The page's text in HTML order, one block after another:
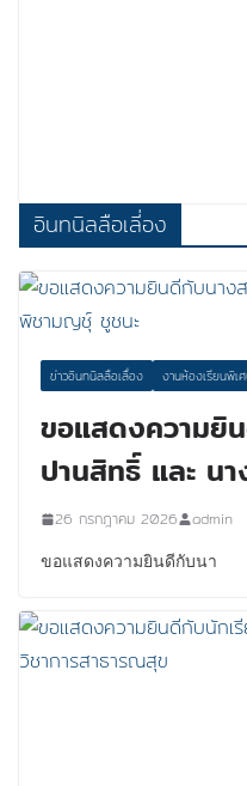
อินทนิลลือเลี่อง
ข่าวอินทนิลลือเลื่อง งานห้องเรียนพิเ
ขอแสดงความยิ
ปานสิทธิ์ และ น
26 กรกฎาคม 2026
admin
ขอแสดงความยินดีกับนา